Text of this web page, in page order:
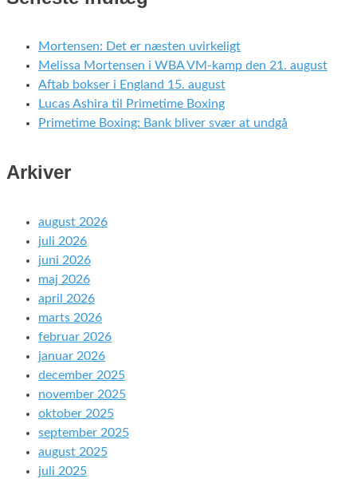
Mortensen: Det er næsten uvirkeligt
Melissa Mortensen i WBA VM-kamp den 21. august
Aftab bokser i England 15. august
Lucas Ashira til Primetime Boxing
Primetime Boxing: Bank bliver svær at undgå
Arkiver
august 2026
juli 2026
juni 2026
maj 2026
april 2026
marts 2026
februar 2026
januar 2026
december 2025
november 2025
oktober 2025
september 2025
august 2025
juli 2025